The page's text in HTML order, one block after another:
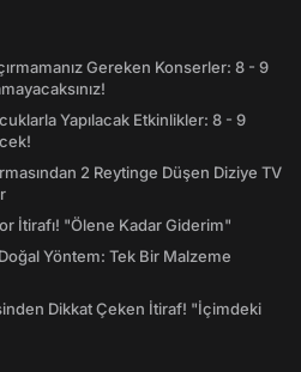
Gereken Konserler: 8 - 9
Yapılacak Etkinlikler: 8 - 9
2 Reytinge Düşen Diziye TV
İtirafı! "Ölene Kadar Giderim"
Yöntem: Tek Bir Malzeme
Dikkat Çeken İtiraf! "İçimdeki